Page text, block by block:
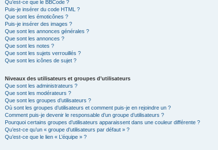
Qu’est-ce que le BBCode ?
Puis-je insérer du code HTML ?
Que sont les émoticônes ?
Puis-je insérer des images ?
Que sont les annonces générales ?
Que sont les annonces ?
Que sont les notes ?
Que sont les sujets verrouillés ?
Que sont les icônes de sujet ?
Niveaux des utilisateurs et groupes d’utilisateurs
Que sont les administrateurs ?
Que sont les modérateurs ?
Que sont les groupes d’utilisateurs ?
Où sont les groupes d’utilisateurs et comment puis-je en rejoindre un ?
Comment puis-je devenir le responsable d’un groupe d’utilisateurs ?
Pourquoi certains groupes d’utilisateurs apparaissent dans une couleur différente ?
Qu’est-ce qu’un « groupe d’utilisateurs par défaut » ?
Qu’est-ce que le lien « L’équipe » ?